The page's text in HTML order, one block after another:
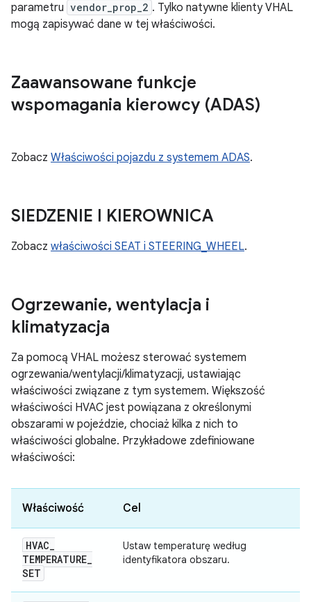
parametru vendor_prop_2 . Tylko natywne klienty VHAL
mogą zapisywać dane w tej właściwości.
Zaawansowane funkcje
wspomagania kierowcy (ADAS)
Zobacz Właściwości pojazdu z systemem ADAS.
SIEDZENIE I KIEROWNICA
Zobacz właściwości SEAT i STEERING_WHEEL.
Ogrzewanie, wentylacja i
klimatyzacja
Za pomocą VHAL możesz sterować systemem
ogrzewania/wentylacji/klimatyzacji, ustawiając
właściwości związane z tym systemem. Większość
właściwości HVAC jest powiązana z określonymi
obszarami w pojeździe, chociaż kilka z nich to
właściwości globalne. Przykładowe zdefiniowane
właściwości:
Właściwość Cel
HVAC_
TEMPERATURE_
SET
Ustaw temperaturę według
identyfikatora obszaru.